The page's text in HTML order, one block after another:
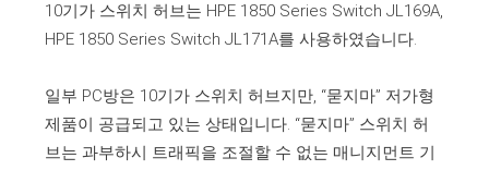
10기가 스위치 허브는 HPE 1850 Series Switch JL169A,
HPE 1850 Series Switch JL171A를 사용하였습니다.
일부 PC방은 10기가 스위치 허브지만, “묻지마” 저가형
제품이 공급되고 있는 상태입니다. “묻지마” 스위치 허
브는 과부하시 트래픽을 조절할 수 없는 매니지먼트 기